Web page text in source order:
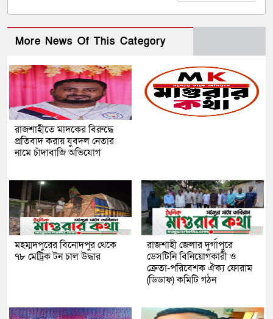
More News Of This Category
রাজশাহীতে মাদকের বিরুদ্ধে
প্রতিবাদ করায় যুবদল নেতার
নামে চাঁদাবাজি অভিযোগ
মহম্মদপুরের বিনোদপুর থেকে
৭৮ মেট্রিক টন চাল উদ্ধার
রাজশাহী জেলার দুর্গাপুরে
ডেসটিনি বিনিয়োগকারী ও
ক্রেতা-পরিবেশক ঐক্য ফোরাম
(ডিডাফ) কমিটি গঠন